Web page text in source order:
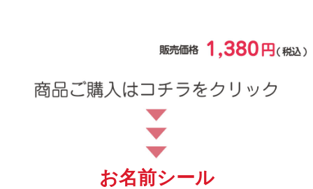
会員登録
お名前シール